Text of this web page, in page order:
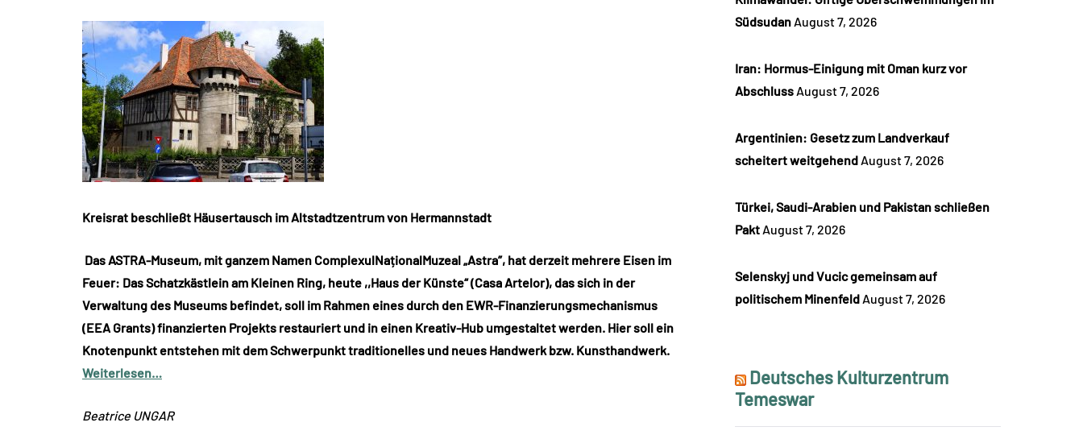
Kreisrat beschließt Häusertausch im Altstadtzentrum von Hermannstadt
Das ASTRA-Museum, mit ganzem Namen ComplexulNaționalMuzeal „Astra”, hat derzeit mehrere Eisen im
Feuer: Das Schatzkästlein am Kleinen Ring, heute ,,Haus der Künste“ (Casa Artelor), das sich in der
Verwaltung des Museums befindet, soll im Rahmen eines durch den EWR-Finanzierungsmechanismus
(EEA Grants) finanzierten Projekts restauriert und in einen Kreativ-Hub umgestaltet werden. Hier soll ein
Knotenpunkt entstehen mit dem Schwerpunkt traditionelles und neues Handwerk bzw. Kunsthandwerk.
Weiterlesen…
Beatrice UNGAR
Südsudan August 7, 2026
Iran: Hormus-Einigung mit Oman kurz vor
Abschluss August 7, 2026
Argentinien: Gesetz zum Landverkauf
scheitert weitgehend August 7, 2026
Türkei, Saudi-Arabien und Pakistan schließen
Pakt August 7, 2026
Selenskyj und Vucic gemeinsam auf
politischem Minenfeld August 7, 2026
Deutsches Kulturzentrum
Temeswar